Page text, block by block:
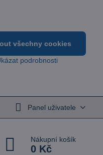
Panel uživatele
Nákupní košík
0 Kč
podrobnosti
všechny cookies